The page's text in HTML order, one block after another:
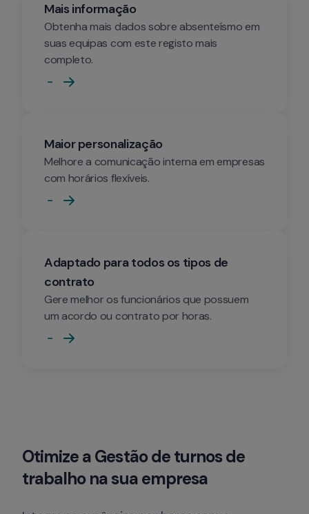
Mais informação
Obtenha mais dados sobre absenteísmo em
suas equipas com este registo mais
completo.
-
Maior personalização
Melhore a comunicação interna em empresas
com horários flexíveis.
-
Adaptado para todos os tipos de
contrato
Gere melhor os funcionários que possuem
um acordo ou contrato por horas.
-
Otimize a Gestão de turnos de
trabalho na sua empresa